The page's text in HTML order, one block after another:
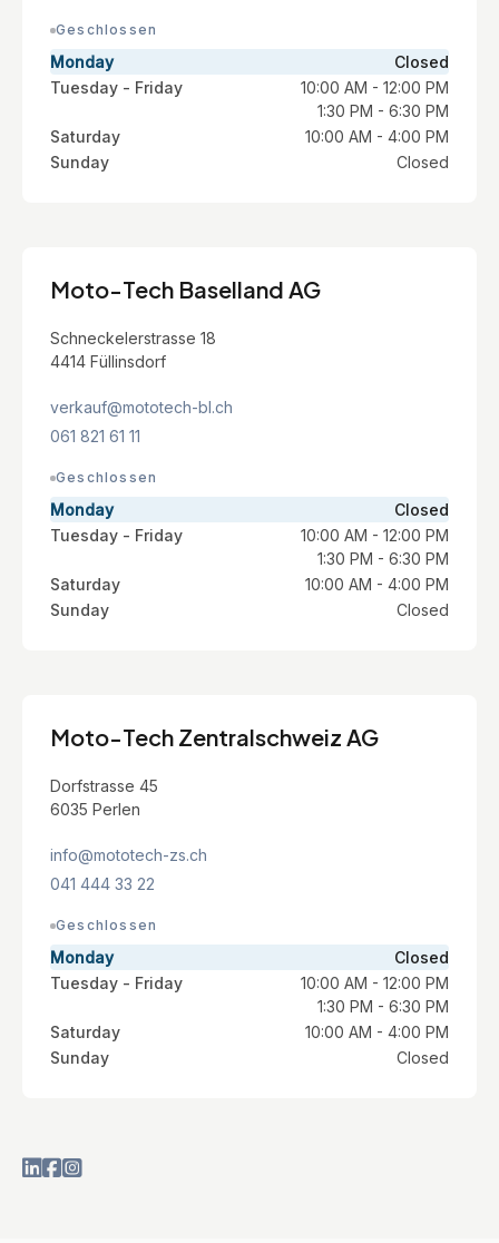
Geschlossen
Monday
Closed
Tuesday - Friday
10:00 AM - 12:00 PM
1:30 PM - 6:30 PM
Saturday
10:00 AM - 4:00 PM
Sunday
Closed
Moto-Tech Baselland AG
Schneckelerstrasse 18
4414 Füllinsdorf
verkauf@mototech-bl.ch
061 821 61 11
Geschlossen
Monday
Closed
Tuesday - Friday
10:00 AM - 12:00 PM
1:30 PM - 6:30 PM
Saturday
10:00 AM - 4:00 PM
Sunday
Closed
Moto-Tech Zentralschweiz AG
Dorfstrasse 45
6035 Perlen
info@mototech-zs.ch
041 444 33 22
Geschlossen
Monday
Closed
Tuesday - Friday
10:00 AM - 12:00 PM
1:30 PM - 6:30 PM
Saturday
10:00 AM - 4:00 PM
Sunday
Closed